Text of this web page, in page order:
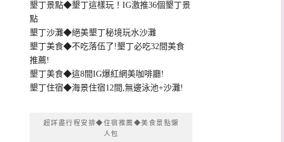
墾丁景點◆墾丁這樣玩！IG激推36個墾丁景
點
墾丁沙灘◆絕美墾丁秘境玩水沙灘
墾丁美食◆不吃落伍了!墾丁必吃32間美食
推薦!
墾丁美食◆這8間IG爆紅網美咖啡廳!
墾丁住宿◆海景住宿12間,無邊泳池+沙灘!
超詳盡行程安排◆住宿推薦◆美食景點懶
人包